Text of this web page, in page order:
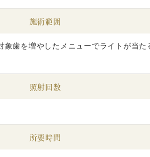
施術範囲
象歯を増やしたメニューでライトが当た
照射回数
所要時間